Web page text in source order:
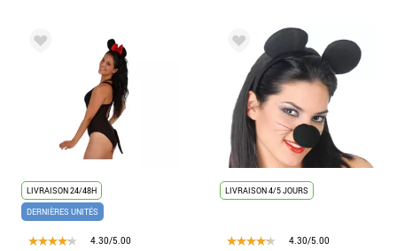
LIVRAISON 24/48H
DERNIÈRES UNITÉS
4.30/5.00
LIVRAISON 4/5 JOURS
4.30/5.00